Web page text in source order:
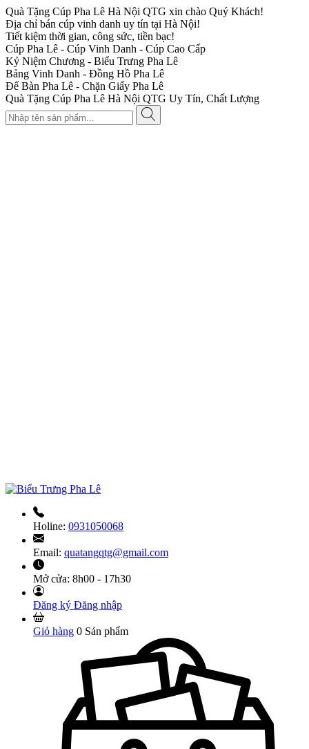
Quà Tặng Cúp Pha Lê Hà Nội QTG xin chào Quý Khách!
Địa chỉ bán cúp vinh danh uy tín tại Hà Nội!
Tiết kiệm thời gian, công sức, tiền bạc!
Cúp Pha Lê - Cúp Vinh Danh - Cúp Cao Cấp
Kỷ Niệm Chương - Biểu Trưng Pha Lê
Bảng Vinh Danh - Đồng Hồ Pha Lê
Để Bàn Pha Lê - Chặn Giấy Pha Lê
Quà Tặng Cúp Pha Lê Hà Nội QTG Uy Tín, Chất Lượng
Holine: 0931050068
Email: quatangqtg@gmail.com
Mở cửa: 8h00 - 17h30
Đăng ký Đăng nhập
Giỏ hàng 0 Sản phẩm